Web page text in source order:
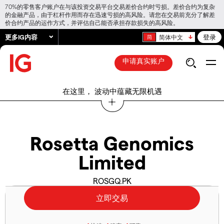
70%的零售客户账户在与该投资交易平台交易差价合约时亏损。差价合约为复杂
的金融产品，由于杠杆作用而存在迅速亏损的高风险。请您在交易前充分了解差
价合约产品的运作方式，并评估自己能否承担存款损失的高风险。
更多IG内容 简体中文 登录
申请真实账户
在这里， 波动中蕴藏无限机遇
Rosetta Genomics
Limited
ROSGQ.PK